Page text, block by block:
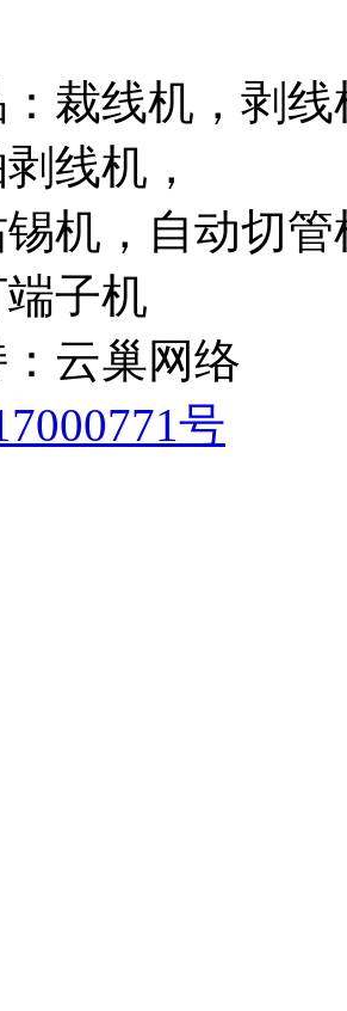
裁线机，剥
线机，
机，自动切
子机
云巢网络
号